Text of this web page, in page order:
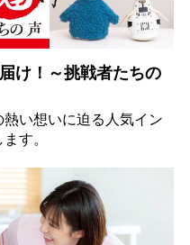
け！～挑戦者たちの
い想いに迫る人気イン
す。